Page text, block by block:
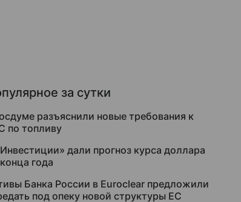
за сутки
разъяснили новые требования к
по топливу
дали прогноз курса доллара
года
Банка России в Euroclear предложили
под опеку новой структуры ЕС